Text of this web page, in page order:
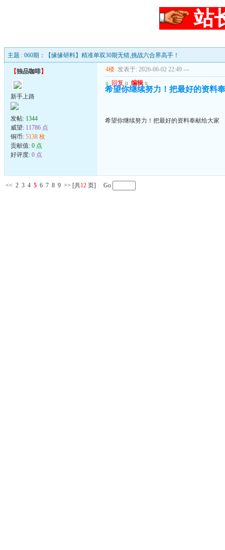
站
主题 : 060期：【缘缘研料】精准单双30期无错,挑战六合界高手！
【独品咖啡】
新手上路
发帖: 1344
威望: 11786 点
铜币: 5138 枚
贡献值: 0 点
好评度: 0 点
4楼 发表于: 2026-06-02 22:49 ---
u 回复 u 编辑 u
希望你继续努力！把最好的资料
希望你继续努力！把最好的资料奉献给大家
<< 2 3 4 5 6 7 8 9 >> [共12 页] Go